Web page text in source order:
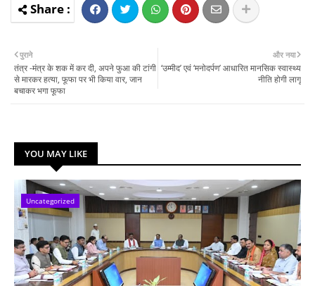
और नया
‘उम्मीद’ एवं ‘मनोदर्पण’ आधारित मानसिक स्वास्थ्य
नीति होगी लागू
पुराने
तंत्र -मंत्र के शक में कर दी, अपने फुआ की टांगी
से मारकर हत्या, फूफा पर भी किया वार, जान
बचाकर भगा फूफा
YOU MAY LIKE
Uncategorized